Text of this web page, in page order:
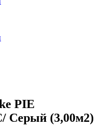
PIE
Серый (3,00м2)